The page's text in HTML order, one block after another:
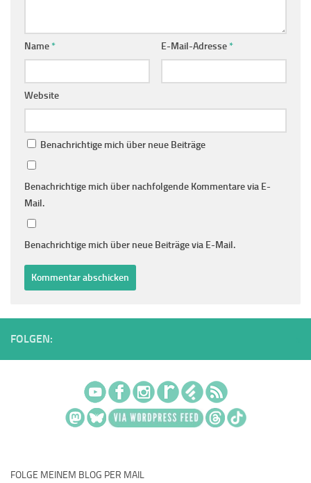
Name* E-Mail-Adresse*
Website
Benachrichtige mich über neue Beiträge
Benachrichtige mich über nachfolgende Kommentare via E-
Mail.
Benachrichtige mich über neue Beiträge via E-Mail.
FOLGEN:
FOLGE MEINEM BLOG PER MAIL